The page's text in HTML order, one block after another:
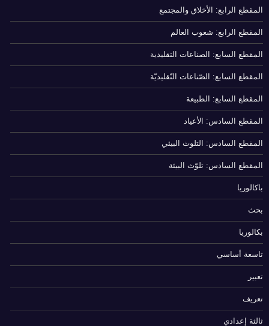
المقطع الرابع: الأخلاق والمجتمع
المقطع الرابع: شعوب العالم
المقطع السابع: الصناعات التقليدية
المقطع السابع: الصّناعات التّقليديّة
المقطع السابع: الطبيعة
المقطع السادس: الأعياد
المقطع السادس: التلوث البيئي
المقطع السادس: تلوّث البيئة
باكالوريا
بحث
بكالوريا
تاسعة أساسي
تعبير
تعريف
ثالثة إعدادي